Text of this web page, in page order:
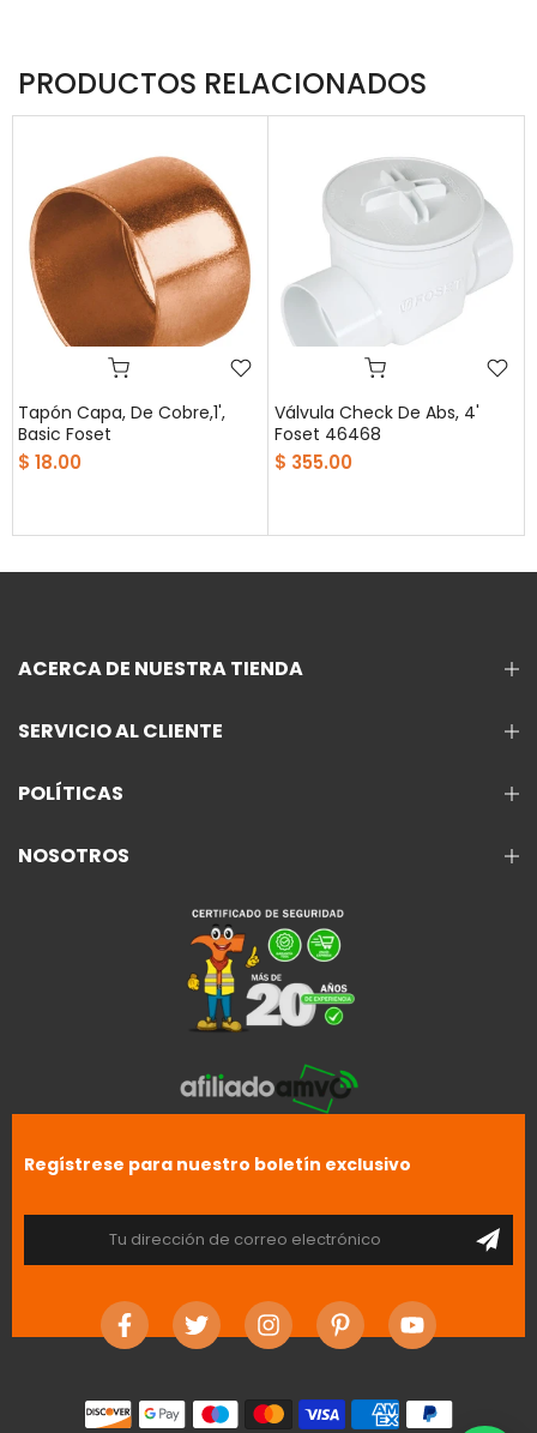
PRODUCTOS RELACIONADOS
Tapón Capa, De Cobre,1',
Basic Foset
$ 18.00
Válvula Check De Abs, 4'
Foset 46468
$ 355.00
ACERCA DE NUESTRA TIENDA
SERVICIO AL CLIENTE
POLÍTICAS
NOSOTROS
Regístrese para nuestro boletín exclusivo